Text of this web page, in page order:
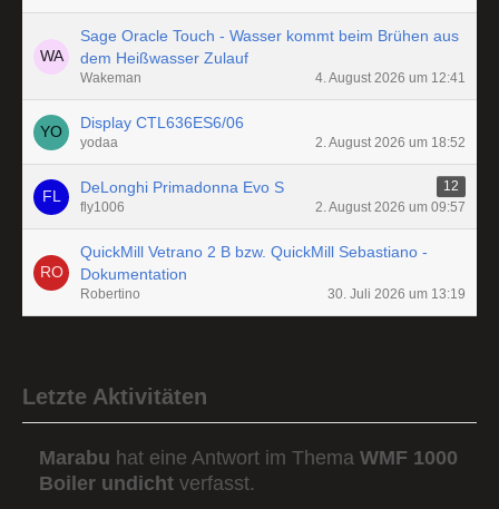
Sage Oracle Touch - Wasser kommt beim Brühen aus
dem Heißwasser Zulauf
Wakeman 4. August 2026 um 12:41
Display CTL636ES6/06
yodaa 2. August 2026 um 18:52
DeLonghi Primadonna Evo S
12
fly1006
2. August 2026 um 09:57
QuickMill Vetrano 2 B bzw. QuickMill Sebastiano -
Dokumentation
Robertino 30. Juli 2026 um 13:19
Letzte Aktivitäten
Marabu hat eine Antwort im Thema WMF 1000
Boiler undicht verfasst.